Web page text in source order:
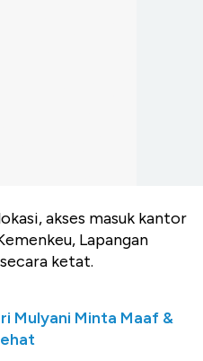
akses masuk kantor
Lapangan
ketat.
Mulyani Minta Maaf &